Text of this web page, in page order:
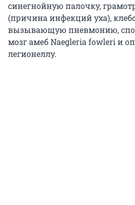
синегнойную палочку,
(причина инфекций уха),
вызывающую пневмонию,
мозг амеб Naegleria fowleri и
легионеллу.